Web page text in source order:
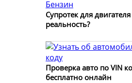
Супротек для
реальность?
Проверка авто по VIN
бесплатно онлайн